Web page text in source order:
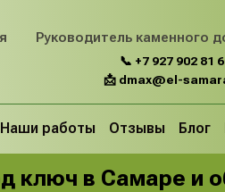
Руководитель каменного
📞 +7 927 902 81
📩 dmax@el-
Наши работы Отзывы Блог
ключ в Самаре и